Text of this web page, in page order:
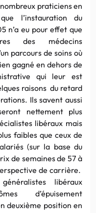
praticiens en
l’instauration du
n’a eu pour effet que
des médecins
parcours de soins où
gagné en dehors de
qui leur est
raisons du retard
Ils savent aussi
nettement plus
libéraux mais
faibles que ceux de
(sur la base du
de semaines de 57 à
de carrière.
libéraux
d’épuisement
deuxième position en